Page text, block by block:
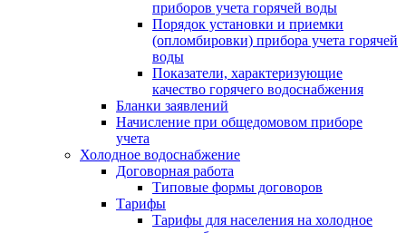
приборов учета горячей воды
Порядок установки и приемки
(опломбировки) прибора учета горячей
воды
Показатели, характеризующие
качество горячего водоснабжения
Бланки заявлений
Начисление при общедомовом приборе
учета
Холодное водоснабжение
Договорная работа
Типовые формы договоров
Тарифы
Тарифы для населения на холодное